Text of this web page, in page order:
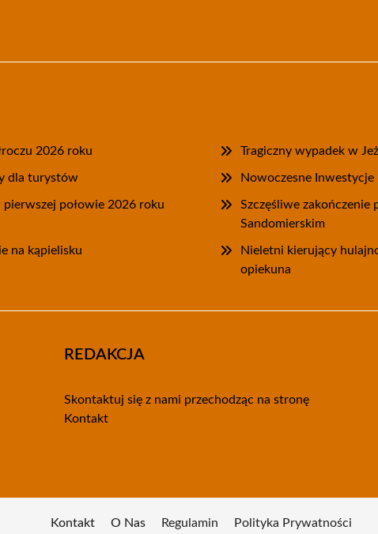
2026 roku Tragiczny wypadek w
dla turystów Nowoczesne Inwestycje
połowie 2026 roku
Szczęśliwe
Sandomierskim
na kąpielisku
Nieletni kierujący
opiekuna
REDAKCJA
Skontaktuj się z nami przechodząc na stronę
Kontakt
Kontakt O Nas Regulamin Polityka Prywatności